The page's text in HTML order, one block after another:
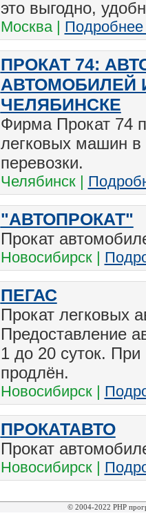
это выгодно,
Москва | Подробнее
ПРОКАТ 74:
АВТОМОБИЛЕЙ
ЧЕЛЯБИНСКЕ
Фирма Прокат 74
легковых машин в
перевозки.
Челябинск |
"АВТОПРОКАТ"
Прокат
Новосибирск |
ПЕГАС
Прокат легковых
Предоставление
1 до 20 суток.
продлён.
Новосибирск |
ПРОКАТАВТО
Прокат
Новосибирск |
© 2004-2022 PHP